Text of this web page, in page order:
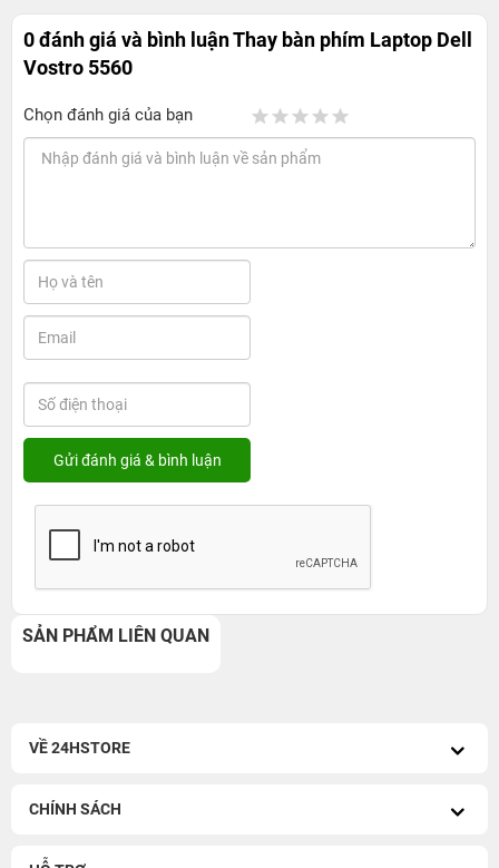
0 đánh giá và bình luậnThay bàn phím Laptop Dell
Vostro 5560
Chọn đánh giá của bạn
SẢN PHẨM LIÊN QUAN
VỀ 24HSTORE
CHÍNH SÁCH